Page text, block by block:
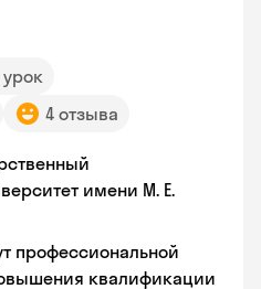
урок
4 отзыва
имени М. Е.
профессиональной
квалификации